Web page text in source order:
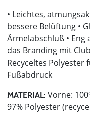
• Leichtes,
bessere Belüftung •
Ärmelabschluß • Eng
das Branding mit
Recyceltes Polyester
Fußabdruck
MATERIAL: Vorne:
97% Polyester